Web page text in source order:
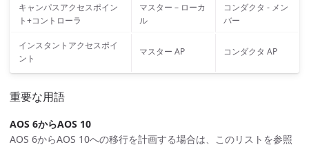
キャンパスアクセスポイン
ト+コントローラ
マスター – ローカ
ル
コンダクタ - メン
バー
インスタントアクセスポイ
ント
マスター AP コンダクタ AP
重要な用語
AOS 6からAOS 10
AOS 6からAOS 10への移行を計画する場合は、このリストを参照